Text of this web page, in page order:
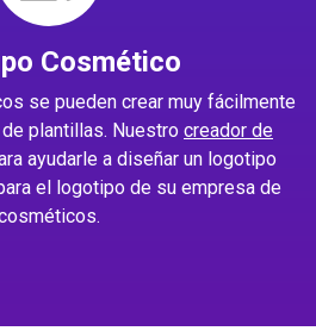
Cosmético
se pueden crear muy fácilmente
plantillas. Nuestro creador de
ayudarle a diseñar un logotipo
el logotipo de su empresa de